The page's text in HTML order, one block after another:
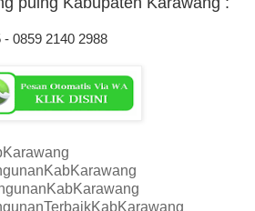
- 0859 2140 2988